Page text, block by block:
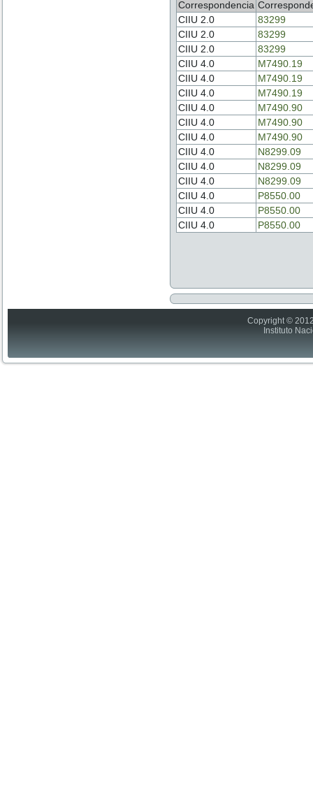
Correspondencia
CIIU 2.0
83299
CIIU 2.0
83299
CIIU 2.0
83299
CIIU 4.0
M7490.19
CIIU 4.0
M7490.19
CIIU 4.0
M7490.19
CIIU 4.0
M7490.90
CIIU 4.0
M7490.90
CIIU 4.0
M7490.90
CIIU 4.0
N8299.09
CIIU 4.0
N8299.09
CIIU 4.0
N8299.09
CIIU 4.0
P8550.00
CIIU 4.0
P8550.00
CIIU 4.0
P8550.00
Copyright ©
Instituto